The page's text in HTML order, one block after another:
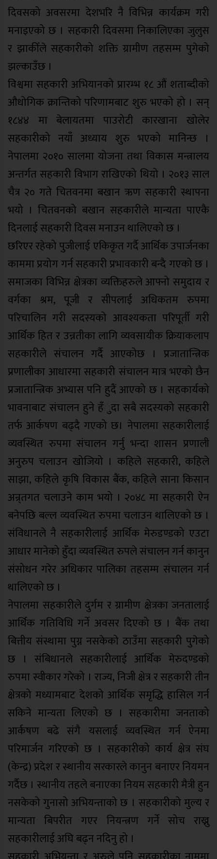
दिवसको अवसरमा देशभरि नै विभिन्न कार्यक्रम गरी
मनाइएको छ । सहकारी दिवसमा निकालिएका जुलुस
र झाकीँले सहकारीको शक्ति ग्रामीण तहसम्म पुगेको
झल्काउँछ ।
विश्वमा सहकारी अभियानको प्रारम्भ १८ औं शताब्दीको
औधोगिक क्रान्तिको परिणामबाट शुरु भएको हो । सन्
१८४४ मा बेलायतमा पाउरोटी कारखाना खोलेर
सहकारीको नयाँ अध्याय शुरु भएको मानिन्छ ।
नेपालमा २०१० सालमा योजना तथा विकास मन्त्रालय
अन्तर्गत सहकारी विभाग राखिएको थियो । २०१३ साल
चैत्र २० गते चितवनमा बखान ऋण सहकारी स्थापना
भयो । चितवनको बखान सहकारीले मान्यता पाएकै
दिनलाई सहकारी दिवस मनाउन थालिएको छ ।
छरिएर रहेको पुजीलाई एकिकृत गर्दै आर्थिक उपार्जनका
काममा प्रयोग गर्न सहकारी प्रभावकारी बन्दै गएको छ ।
समाजका विभिन्न क्षेत्रका व्यक्तिहरुले आफ्नो समुदाय र
वर्गका श्रम, पूजी र सीपलाई अधिकतम रुपमा
परिचालिन गरी सदस्यको आवश्यकता परिपूर्ती गरी
आर्थिक हित र उन्नतीका लागि व्यवसायीक क्रियाकलाप
सहकारीले संचालन गर्दै आएकोछ । प्रजातान्त्रिक
प्रणालीका आधारमा सहकारी संचालन मात्र भएको छैन
प्रजातान्त्रिक अभ्यास पनि हुदैं आएको छ । सहकार्यको
भावनाबाट संचालन हुने हँुदा सबै सदस्यको सहकारी
तर्फ आर्कषण बढ्दै गएको छ। नेपालमा सहकारीलाई
व्यवस्थित रुपमा संचालन गर्नु भन्दा शासन प्रणाली
अनुरुप चलाउन खोजियो । कहिले सहकारी, कहिले
साझा, कहिले कृषि विकास बैंक, कहिले साना किसान
अन्र्तगत चलाउने काम भयो । २०४८ मा सहकारी ऐन
बनेपछि बल्ल व्यवस्थित रुपमा चलाउन थालिएको छ ।
संविधानले नै सहकारीलाई आर्थिक मेरुडण्डको एउटा
आधार मानेको हुँदा व्यवस्थित रुपले संचालन गर्न कानुन
संसोधन गरेर अधिकार पालिका तहसम्म संचालन गर्न
थालिएको छ ।
नेपालमा सहकारीले दुर्गम र ग्रामीण क्षेत्रका जनतालाई
आर्थिक गतिविधि गर्ने अवसर दिएको छ । बैंक तथा
बित्तीय संस्थामा पुग्न नसकेको ठाउँमा सहकारी पुगेको
छ । संबिधानले सहकारीलाई आर्थिक मेरुदण्डको
रुपमा स्वीकार गरेको । राज्य, निजी क्षेत्र र सहकारी तीन
क्षेत्रको मध्यामबाट देशको आर्थिक समृद्धि हासिल गर्न
सकिने मान्यता लिएको छ । सहकारीमा जनताको
आर्कषण बढे संगै यसलाई व्यवस्थित गर्न ऐनमा
परिमार्जन गरिएको छ । सहकारीको कार्य क्षेत्र संघ
(केन्द्र) प्रदेश र स्थानीय सरकारले कानुन बनाएर नियमन
गर्दैछ । स्थानीय तहले बनाएका नियम सहकारी मैत्री हुन
नसकेको गुनासो अभियन्ताको छ । सहकारीको मुल्य र
मान्यता बिपरीत गएर नियन्त्रण गर्ने सोच राख्नु
सहकारीलाई अघि बढ्न नदिनु हो ।